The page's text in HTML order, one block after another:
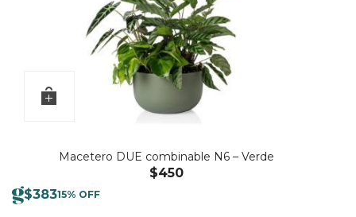
Macetero DUE combinable N6 – Verde
$450
$38315% OFF